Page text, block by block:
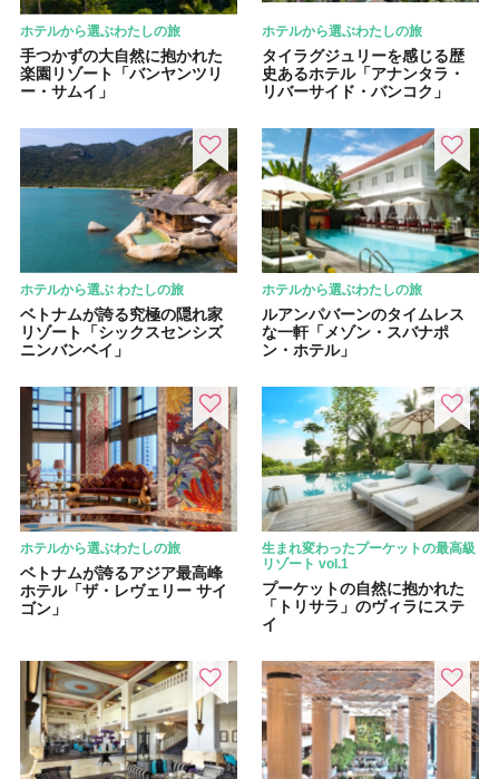
ホテルから選ぶわたしの旅
手つかずの大自然に抱かれた
楽園リゾート「バンヤンツリ
ー・サムイ」
ホテルから選ぶわたしの旅
タイラグジュリーを感じる歴
史あるホテル「アナンタラ・
リバーサイド・バンコク」
ホテルから選ぶ わたしの旅
ベトナムが誇る究極の隠れ家
リゾート「シックスセンシズ
ニンバンベイ」
ホテルから選ぶわたしの旅
ルアンパバーンのタイムレス
な一軒「メゾン・スバナポ
ン・ホテル」
ホテルから選ぶわたしの旅
ベトナムが誇るアジア最高峰
ホテル「ザ・レヴェリー サイ
ゴン」
生まれ変わったプーケットの最高級
リゾート vol.1
プーケットの自然に抱かれた
「トリサラ」のヴィラにステ
イ